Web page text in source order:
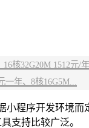
核32G20M 1512元/年
年、8核16G5M...
程序开发环境
支持比较广泛。